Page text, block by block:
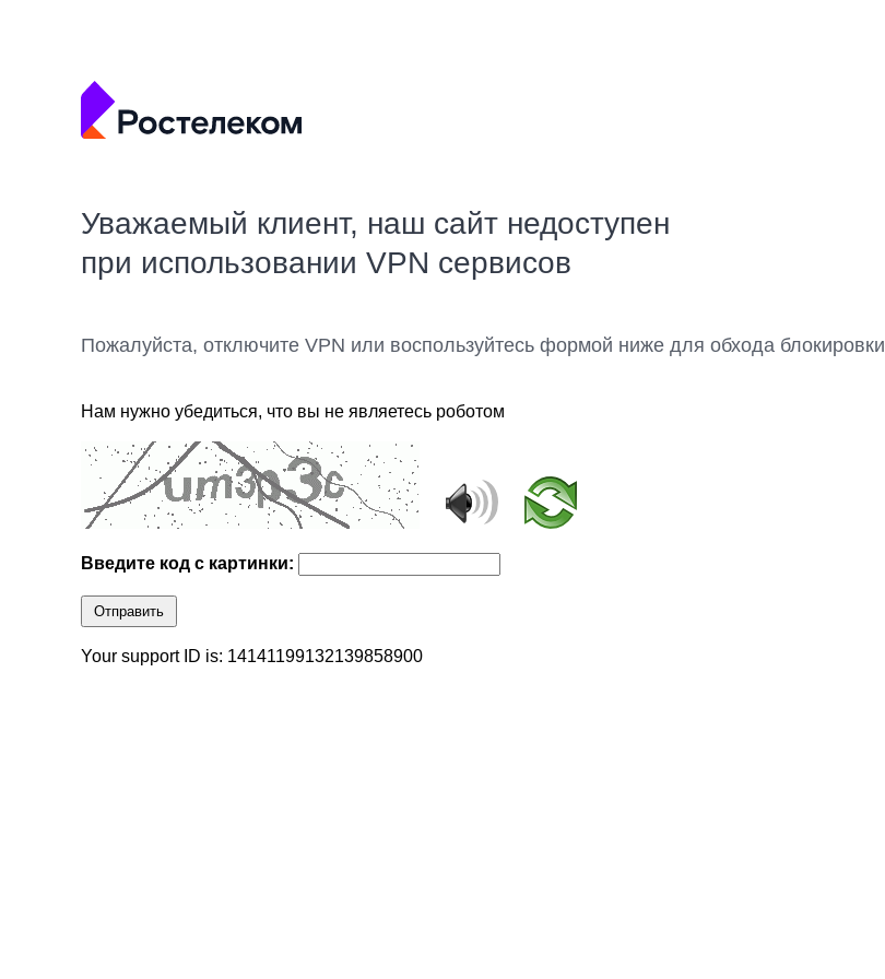
Уважаемый клиент, наш сайт недоступен
при использовании VPN сервисов
Пожалуйста, отключите VPN или воспользуйтесь формой ниже для обхода блокировки
Нам нужно убедиться, что вы не являетесь роботом
Введите код с картинки:
Отправить
Your support ID is: 14141199132139858900